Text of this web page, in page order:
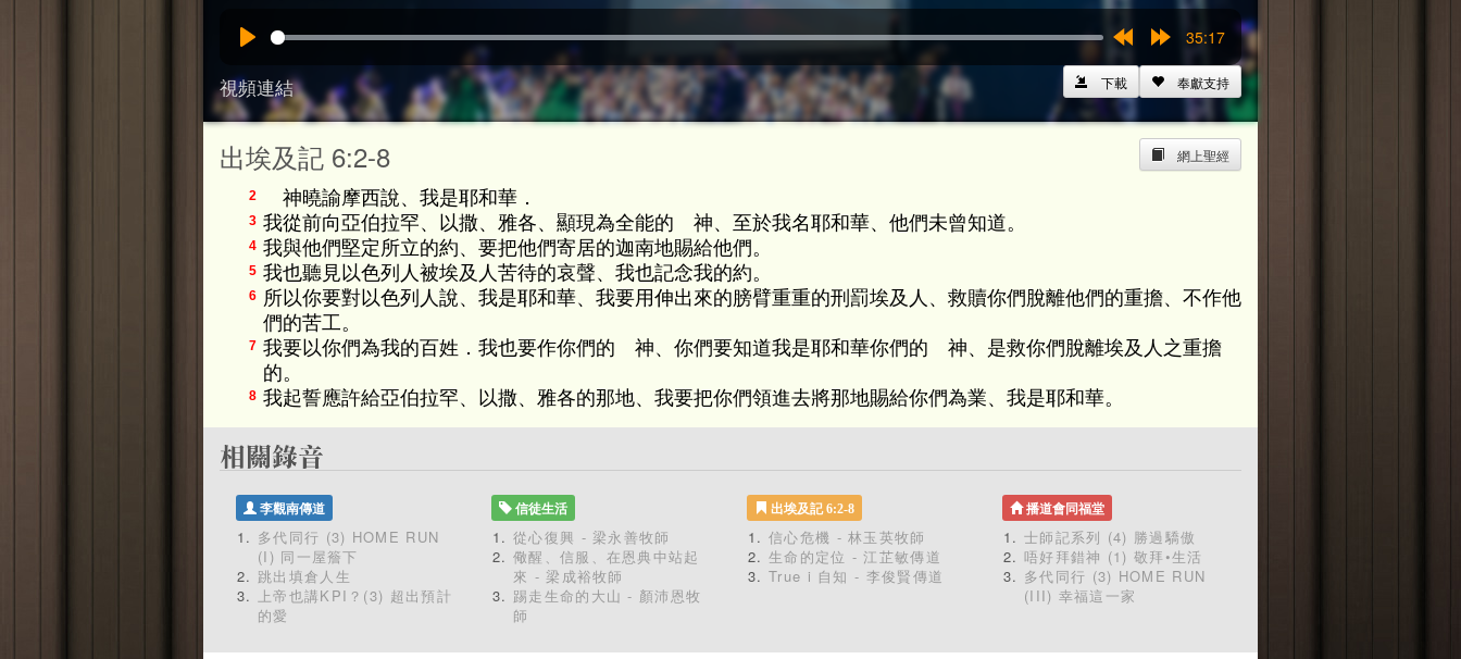
15s
15s
35:17
視頻連結 奉獻支持
下載
網上聖經
出埃及記 6:2-8
2 神曉諭摩西說、我是耶和華．
3 我從前向亞伯拉罕、以撒、雅各、顯現為全能的 神、至於我名耶和華、他們未曾知道。
4 我與他們堅定所立的約、要把他們寄居的迦南地賜給他們。
5 我也聽見以色列人被埃及人苦待的哀聲、我也記念我的約。
6 所以你要對以色列人說、我是耶和華、我要用伸出來的膀臂重重的刑罰埃及人、救贖你們脫離他們的重擔、不作他
們的苦工。
7 我要以你們為我的百姓．我也要作你們的 神、你們要知道我是耶和華你們的 神、是救你們脫離埃及人之重擔
的。
8 我起誓應許給亞伯拉罕、以撒、雅各的那地、我要把你們領進去將那地賜給你們為業、我是耶和華。
李觀南傳道
多代同行 (3) HOME RUN
(I) 同一屋簷下
跳出填倉人生
上帝也講KPI？(3) 超出預計
的愛
信徒生活
從心復興 - 梁永善牧師
儆醒、信服、在恩典中站起
來 - 梁成裕牧師
踢走生命的大山 - 顏沛恩牧
師
出埃及記 6:2-8
信心危機 - 林玉英牧師
生命的定位 - 江芷敏傳道
True i 自知 - 李俊賢傳道
播道會同福堂
士師記系列 (4) 勝過驕傲
唔好拜錯神 (1) 敬拜•生活
多代同行 (3) HOME RUN
(III) 幸福這一家